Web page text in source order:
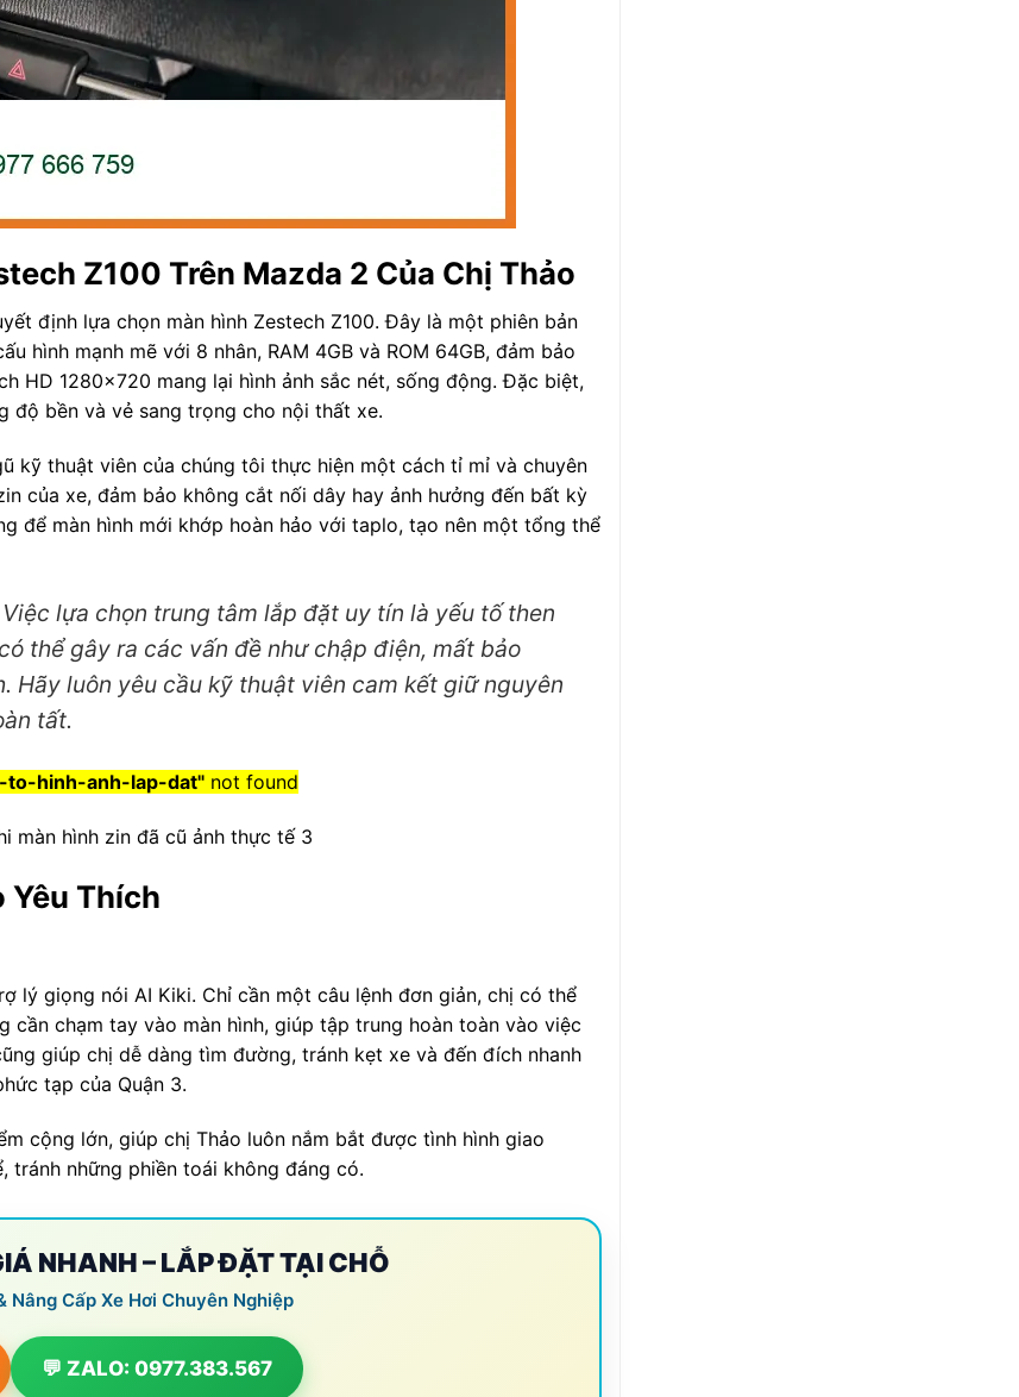
Z100 Trên Mazda 2 Của Chị Thảo
định lựa chọn màn hình Zestech Z100. Đây là một phiên bản
hình mạnh mẽ với 8 nhân, RAM 4GB và ROM 64GB, đảm bảo
HD 1280×720 mang lại hình ảnh sắc nét, sống động. Đặc biệt,
độ bền và vẻ sang trọng cho nội thất xe.
kỹ thuật viên của chúng tôi thực hiện một cách tỉ mỉ và chuyên
của xe, đảm bảo không cắt nối dây hay ảnh hưởng đến bất kỳ
để màn hình mới khớp hoàn hảo với taplo, tạo nên một tổng thể
Việc lựa chọn trung tâm lắp đặt uy tín là yếu tố then
thể gây ra các vấn đề như chập điện, mất bảo
Hãy luôn yêu cầu kỹ thuật viên cam kết giữ nguyên
tất.
hinh-anh-lap-dat"not found
Yêu Thích
lý giọng nói AI Kiki. Chỉ cần một câu lệnh đơn giản, chị có thể
chạm tay vào màn hình, giúp tập trung hoàn toàn vào việc
giúp chị dễ dàng tìm đường, tránh kẹt xe và đến đích nhanh
tạp của Quận 3.
cộng lớn, giúp chị Thảo luôn nắm bắt được tình hình giao
tránh những phiền toái không đáng có.
NHANH – LẮP ĐẶT TẠI CHỖ
Nâng Cấp Xe Hơi Chuyên Nghiệp
💬 ZALO: 0977.383.567